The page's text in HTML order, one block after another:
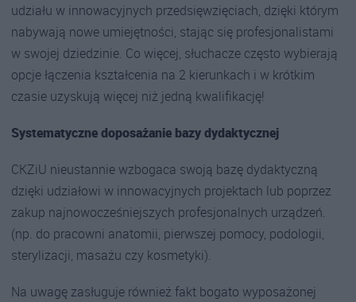
udziału w innowacyjnych przedsięwzięciach, dzięki którym
nabywają nowe umiejętności, stając się profesjonalistami
w swojej dziedzinie. Co więcej, słuchacze często wybierają
opcje łączenia kształcenia na 2 kierunkach i w krótkim
czasie uzyskują więcej niż jedną kwalifikację!
Systematyczne doposażanie bazy dydaktycznej
CKZiU nieustannie wzbogaca swoją bazę dydaktyczną
dzięki udziałowi w innowacyjnych projektach lub poprzez
zakup najnowocześniejszych profesjonalnych urządzeń.
(np. do pracowni anatomii, pierwszej pomocy, podologii,
sterylizacji, masażu czy kosmetyki).
Na uwagę zasługuje również fakt bogato wyposażonej